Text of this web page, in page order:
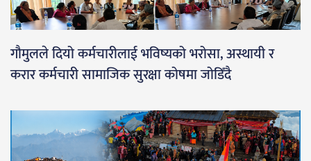
गौमुलले दियो कर्मचारीलाई भविष्यको भरोसा, अस्थायी र
करार कर्मचारी सामाजिक सुरक्षा कोषमा जोडिँदै